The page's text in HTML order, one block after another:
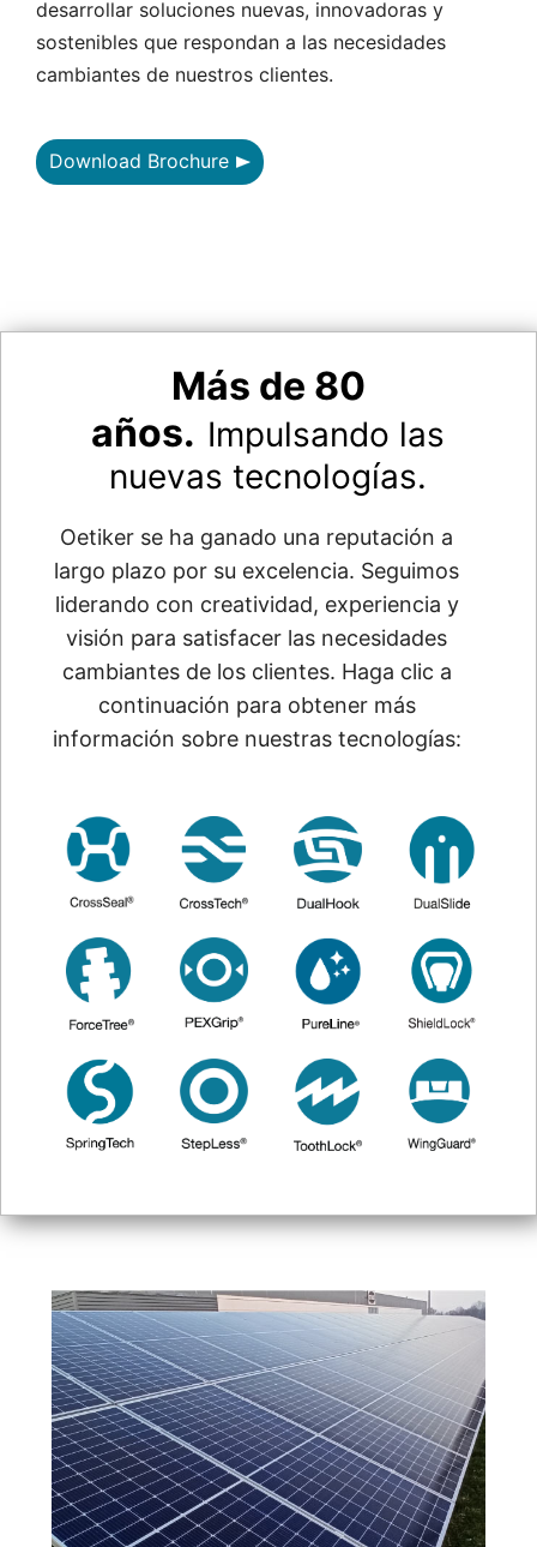
desarrollar soluciones nuevas, innovadoras y
sostenibles que respondan a las necesidades
cambiantes de nuestros clientes.
Download Brochure
Más de 80
años. Impulsando las
nuevas tecnologías.
Oetiker se ha ganado una reputación a
largo plazo por su excelencia. Seguimos
liderando con creatividad, experiencia y
visión para satisfacer las necesidades
cambiantes de los clientes. Haga clic a
continuación para obtener más
información sobre nuestras tecnologías: